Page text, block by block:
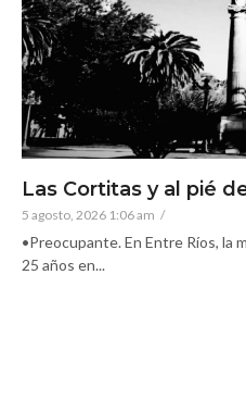
Las Cortitas y al pié
5 agosto, 2026 1:06 am /
•Preocupante. En Entre Ríos, la
25 años en...